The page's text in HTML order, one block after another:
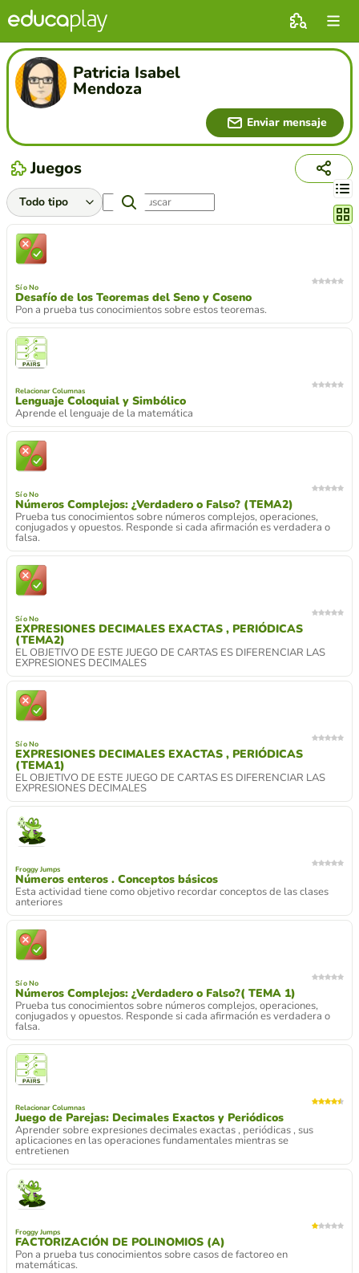
Patricia Isabel
Mendoza
Enviar mensaje
Juegos
Sí o No
Desafío de los Teoremas del Seno y Coseno
Pon a prueba tus conocimientos sobre estos teoremas.
Relacionar Columnas
Lenguaje Coloquial y Simbólico
Aprende el lenguaje de la matemática
Sí o No
Números Complejos: ¿Verdadero o Falso? (TEMA2)
Prueba tus conocimientos sobre números complejos, operaciones,
conjugados y opuestos. Responde si cada afirmación es verdadera o
falsa.
Sí o No
EXPRESIONES DECIMALES EXACTAS , PERIÓDICAS
(TEMA2)
EL OBJETIVO DE ESTE JUEGO DE CARTAS ES DIFERENCIAR LAS
EXPRESIONES DECIMALES
Sí o No
EXPRESIONES DECIMALES EXACTAS , PERIÓDICAS
(TEMA1)
EL OBJETIVO DE ESTE JUEGO DE CARTAS ES DIFERENCIAR LAS
EXPRESIONES DECIMALES
Froggy Jumps
Números enteros . Conceptos básicos
Esta actividad tiene como objetivo recordar conceptos de las clases
anteriores
Sí o No
Números Complejos: ¿Verdadero o Falso?( TEMA 1)
Prueba tus conocimientos sobre números complejos, operaciones,
conjugados y opuestos. Responde si cada afirmación es verdadera o
falsa.
Relacionar Columnas
Juego de Parejas: Decimales Exactos y Periódicos
Aprender sobre expresiones decimales exactas , periódicas , sus
aplicaciones en las operaciones fundamentales mientras se
entretienen
Froggy Jumps
FACTORIZACIÓN DE POLINOMIOS (A)
Pon a prueba tus conocimientos sobre casos de factoreo en
matemáticas.